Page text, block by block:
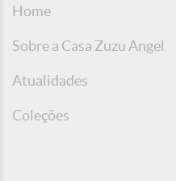
Home
Sobre a Casa Zuzu Angel
Atualidades
Coleções